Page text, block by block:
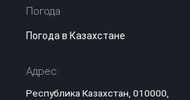
Погода
Погода в Казахстане
Адрес:
Республика Казахстан, 010000,